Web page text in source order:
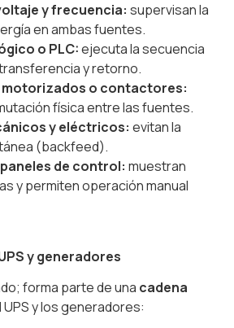
y frecuencia: supervisan la
en ambas fuentes.
o PLC:ejecuta la secuencia
y retorno.
o contactores:
física entre las fuentes.
y eléctricos: evitan la
(backfeed).
de control: muestran
y permiten operación manual
y generadores
forma parte de una cadena
UPS y los generadores: